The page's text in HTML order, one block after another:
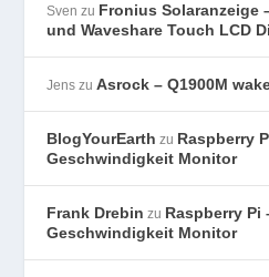
Sven zu Fronius Solaranzeige
und Waveshare Touch LCD
Jens zuAsrock – Q1900M
BlogYourEarth zu Raspberry
Geschwindigkeit Monitor
Frank Drebin zu Raspberry Pi
Geschwindigkeit Monitor